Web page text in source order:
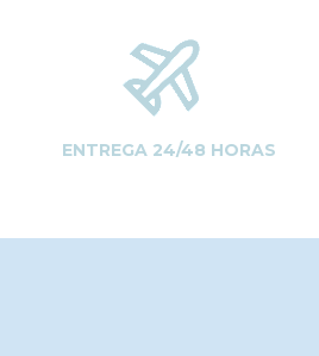
ENTREGA 24/48 HORAS